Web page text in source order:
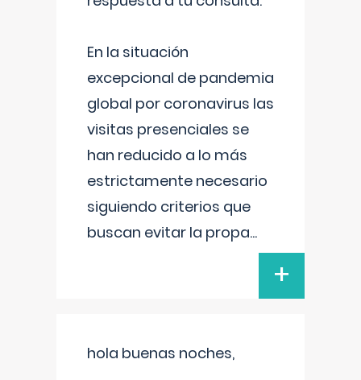
En la situación
excepcional de pandemia
global por coronavirus las
visitas presenciales se
han reducido a lo más
estrictamente necesario
siguiendo criterios que
buscan evitar la propa...
+
hola buenas noches,